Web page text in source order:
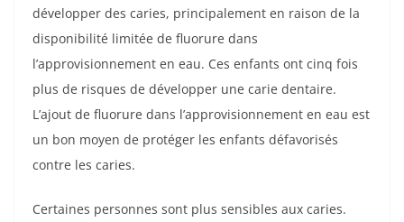
développer des caries, principalement en raison de la
disponibilité limitée de fluorure dans
l’approvisionnement en eau. Ces enfants ont cinq fois
plus de risques de développer une carie dentaire.
L’ajout de fluorure dans l’approvisionnement en eau est
un bon moyen de protéger les enfants défavorisés
contre les caries.
Certaines personnes sont plus sensibles aux caries.